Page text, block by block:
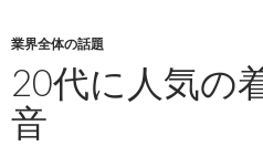
業界全体の話題
20代に人気の
音